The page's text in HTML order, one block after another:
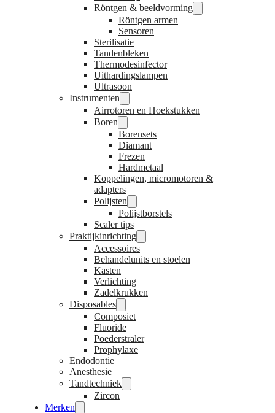
Röntgen & beeldvorming
Röntgen armen
Sensoren
Sterilisatie
Tandenbleken
Thermodesinfector
Uithardingslampen
Ultrasoon
Instrumenten
Airrotoren en Hoekstukken
Boren
Borensets
Diamant
Frezen
Hardmetaal
Koppelingen, micromotoren &
adapters
Polijsten
Polijstborstels
Scaler tips
Praktijkinrichting
Accessoires
Behandelunits en stoelen
Kasten
Verlichting
Zadelkrukken
Disposables
Composiet
Fluoride
Poederstraler
Prophylaxe
Endodontie
Anesthesie
Tandtechniek
Zircon
Merken